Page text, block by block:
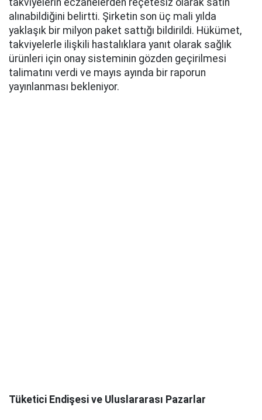
takviyelerin eczanelerden reçetesiz olarak satın
alınabildiğini belirtti. Şirketin son üç mali yılda
yaklaşık bir milyon paket sattığı bildirildi. Hükümet,
takviyelerle ilişkili hastalıklara yanıt olarak sağlık
ürünleri için onay sisteminin gözden geçirilmesi
talimatını verdi ve mayıs ayında bir raporun
yayınlanması bekleniyor.
Tüketici Endişesi ve Uluslararası Pazarlar